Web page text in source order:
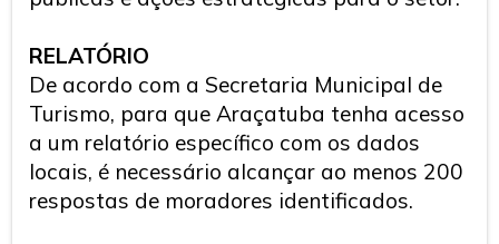
RELATÓRIO
De acordo com a Secretaria Municipal de
Turismo, para que Araçatuba tenha acesso
a um relatório específico com os dados
locais, é necessário alcançar ao menos 200
respostas de moradores identificados.